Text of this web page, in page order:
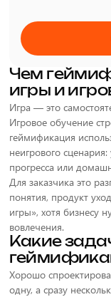
Чем
игры и
Игра — это
Игровое обучение
геймификация
неигрового
прогресса или
Для заказчика это
понятия, продукт
игры», хотя бизнесу
вовлечения.
Какие
Хорошо
одну, а сразу